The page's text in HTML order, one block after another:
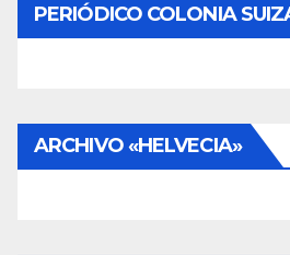
PERIÓDICO COLONIA
ARCHIVO «HELVECIA»